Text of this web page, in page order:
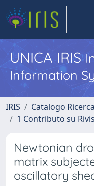
UNICA IRIS
Information
IRIS
Catalogo
1 Contributo su
Newtonian
matrix
oscillatory